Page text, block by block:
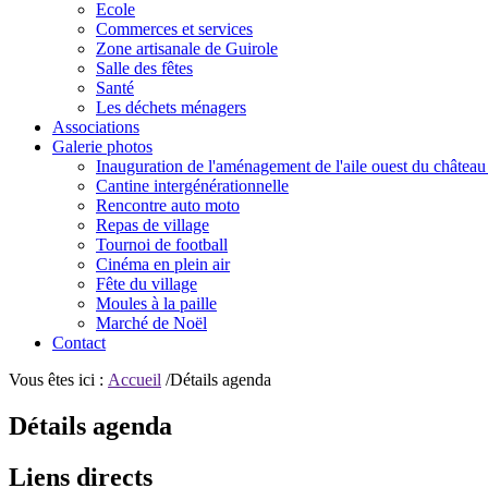
Ecole
Commerces et services
Zone artisanale de Guirole
Salle des fêtes
Santé
Les déchets ménagers
Associations
Galerie photos
Inauguration de l'aménagement de l'aile ouest du
Cantine intergénérationnelle
Rencontre auto moto
Repas de village
Tournoi de football
Cinéma en plein air
Fête du village
Moules à la paille
Marché de Noël
Contact
Vous êtes ici : Accueil /Détails agenda
Détails agenda
Liens directs